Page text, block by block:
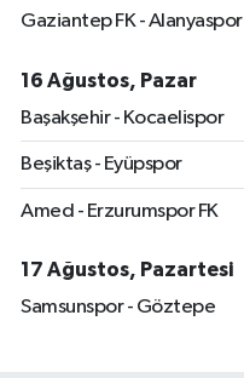
Gaziantep FK - Alanyaspor
16 Ağustos, Pazar
Başakşehir - Kocaelispor
Beşiktaş - Eyüpspor
Amed - Erzurumspor FK
17 Ağustos, Pazartesi
Samsunspor - Göztepe